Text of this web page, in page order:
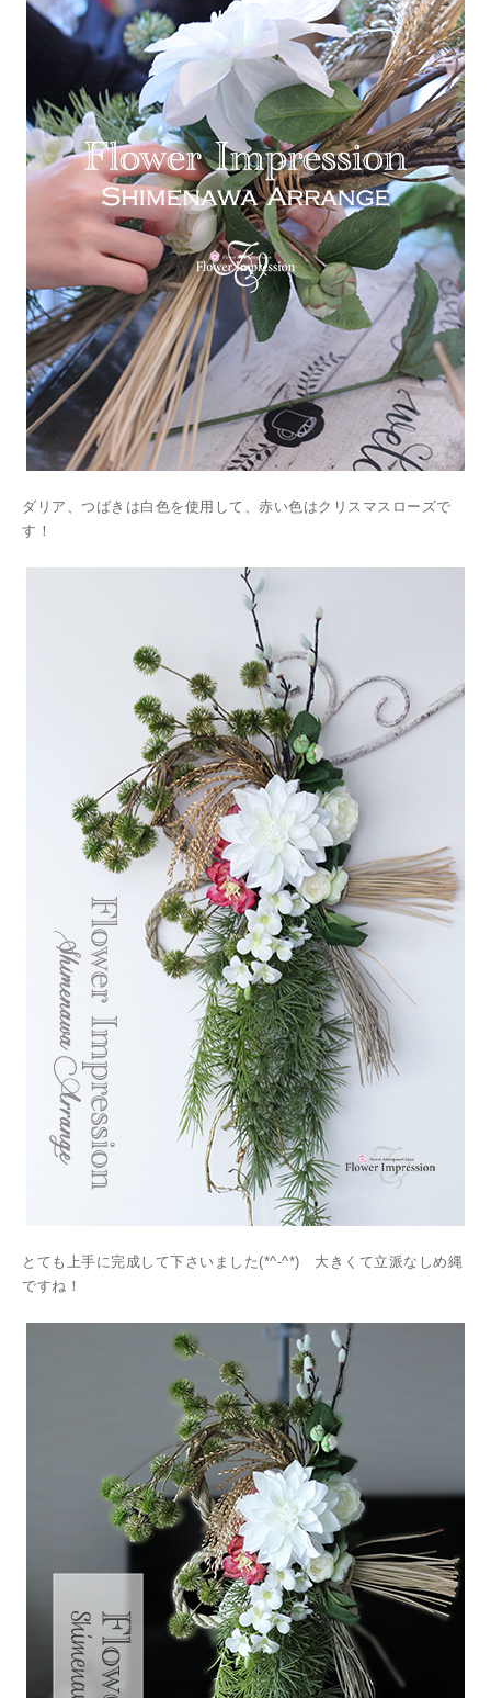
ダリア、つばきは白色を使用して、赤い色はクリスマスローズで
す！
とても上手に完成して下さいました(*^-^*) 大きくて立派なしめ縄
ですね！